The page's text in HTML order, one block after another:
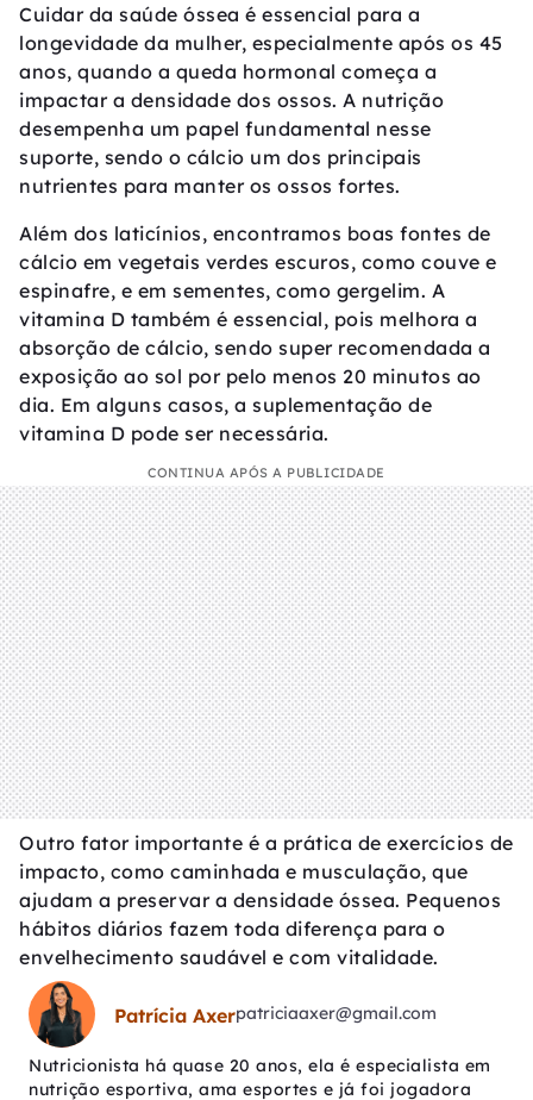
Cuidar da saúde óssea é essencial para a
longevidade da mulher, especialmente após os 45
anos, quando a queda hormonal começa a
impactar a densidade dos ossos. A nutrição
desempenha um papel fundamental nesse
suporte, sendo o cálcio um dos principais
nutrientes para manter os ossos fortes.
Além dos laticínios, encontramos boas fontes de
cálcio em vegetais verdes escuros, como couve e
espinafre, e em sementes, como gergelim. A
vitamina D também é essencial, pois melhora a
absorção de cálcio, sendo super recomendada a
exposição ao sol por pelo menos 20 minutos ao
dia. Em alguns casos, a suplementação de
vitamina D pode ser necessária.
CONTINUA APÓS A PUBLICIDADE
Outro fator importante é a prática de exercícios de
impacto, como caminhada e musculação, que
ajudam a preservar a densidade óssea. Pequenos
hábitos diários fazem toda diferença para o
envelhecimento saudável e com vitalidade.
Patrícia Axerpatriciaaxer@gmail.com
Nutricionista há quase 20 anos, ela é especialista em
nutrição esportiva, ama esportes e já foi jogadora